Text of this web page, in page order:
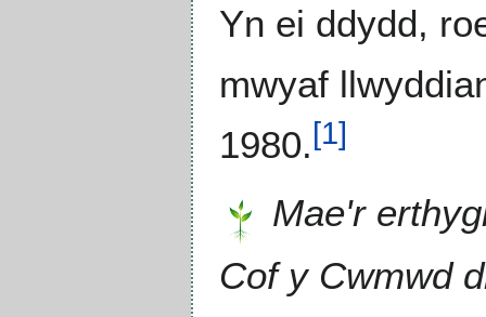
Yn ei ddydd,
mwyaf
1980.[1]
Mae'r
Cof y Cwmwd